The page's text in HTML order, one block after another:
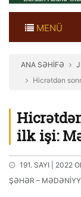
MENÜ
ANA SƏHİFƏ
Hicrətdən
ilk işi:
191. SAYI | 2022
ŞƏHƏR –